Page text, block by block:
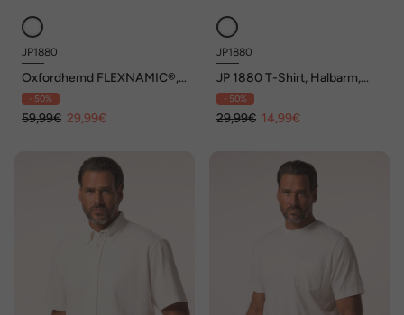
JP1880
Oxfordhemd FLEXNAMIC®,
Langarm, Buttondown-
Kragen, Modern Fit, bis 8 XL
- 50%
59,99€ 29,99€
JP1880
JP 1880 T-Shirt, Halbarm,
Brustprint, bis 8 XL
- 50%
29,99€ 14,99€